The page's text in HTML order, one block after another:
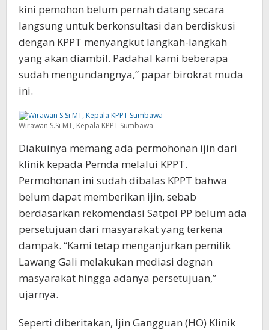
kini pemohon belum pernah datang secara
langsung untuk berkonsultasi dan berdiskusi
dengan KPPT menyangkut langkah-langkah
yang akan diambil. Padahal kami beberapa
sudah mengundangnya,” papar birokrat muda
ini.
Wirawan S.Si MT, Kepala KPPT Sumbawa
Diakuinya memang ada permohonan ijin dari
klinik kepada Pemda melalui KPPT.
Permohonan ini sudah dibalas KPPT bahwa
belum dapat memberikan ijin, sebab
berdasarkan rekomendasi Satpol PP belum ada
persetujuan dari masyarakat yang terkena
dampak. “Kami tetap menganjurkan pemilik
Lawang Gali melakukan mediasi degnan
masyarakat hingga adanya persetujuan,”
ujarnya.
Seperti diberitakan, Ijin Gangguan (HO) Klinik